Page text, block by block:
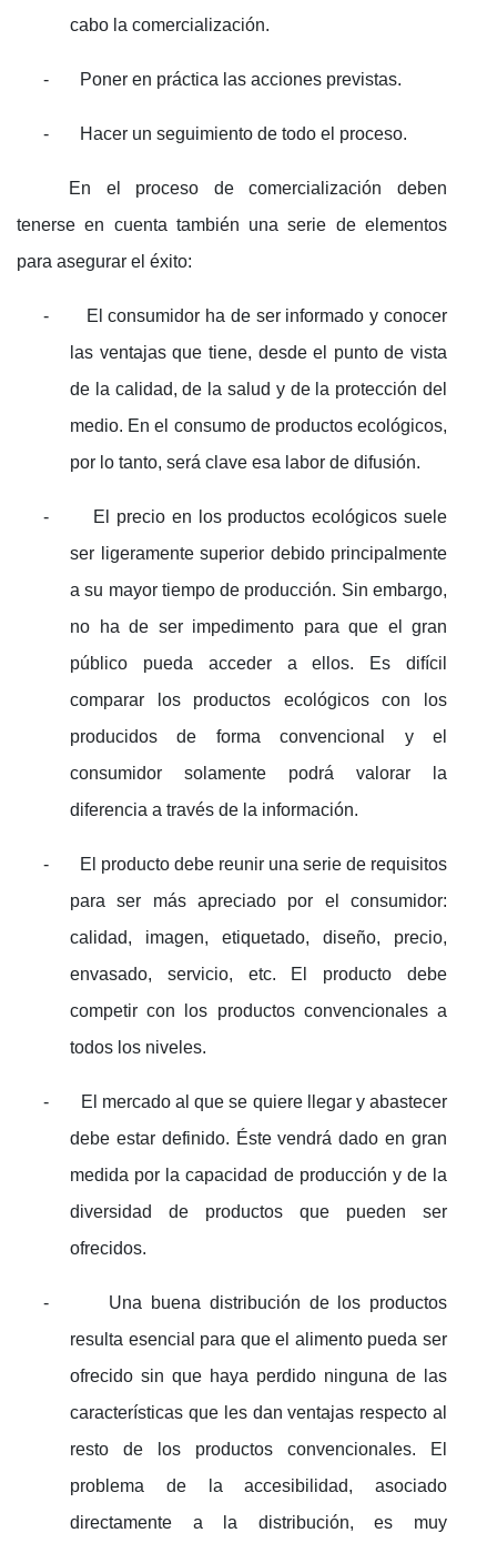
cabo la comercialización.
- Poner en práctica las acciones previstas.
- Hacer un seguimiento de todo el proceso.
En el proceso de comercialización deben
tenerse en cuenta también una serie de elementos
para asegurar el éxito:
-
El consumidor ha de ser informado y conocer
las ventajas que tiene, desde el punto de vista
de la calidad, de la salud y de la protección del
medio. En el consumo de productos ecológicos,
por lo tanto, será clave esa labor de difusión.
-
El precio en los productos ecológicos suele
ser ligeramente superior debido principalmente
a su mayor tiempo de producción. Sin embargo,
no ha de ser impedimento para que el gran
público pueda acceder a ellos. Es difícil
comparar los productos ecológicos con los
producidos de forma convencional y el
consumidor solamente podrá valorar la
diferencia a través de la información.
-
El producto debe reunir una serie de requisitos
para ser más apreciado por el consumidor:
calidad, imagen, etiquetado, diseño, precio,
envasado, servicio, etc. El producto debe
competir con los productos convencionales a
todos los niveles.
-
El mercado al que se quiere llegar y abastecer
debe estar definido. Éste vendrá dado en gran
medida por la capacidad de producción y de la
diversidad de productos que pueden ser
ofrecidos.
-
Una buena distribución de los productos
resulta esencial para que el alimento pueda ser
ofrecido sin que haya perdido ninguna de las
características que les dan ventajas respecto al
resto de los productos convencionales. El
problema de la accesibilidad, asociado
directamente a la distribución, es muy